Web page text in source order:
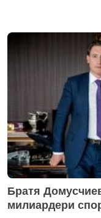
Братя
милиардери